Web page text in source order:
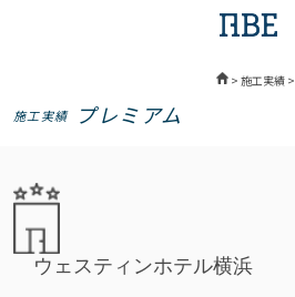
> 施工実績>
施工実績 プレミアム
ウェスティンホテル横浜